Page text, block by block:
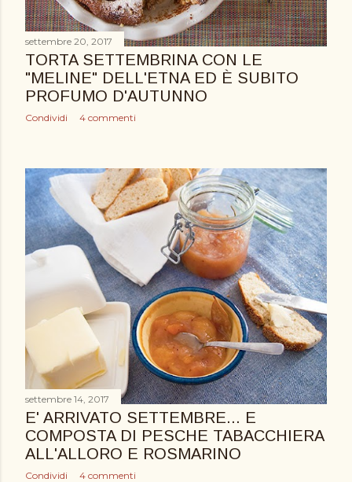
settembre 20, 2017
TORTA SETTEMBRINA CON LE
"MELINE" DELL'ETNA ED È SUBITO
PROFUMO D'AUTUNNO
Condividi 4 commenti
settembre 14, 2017
E' ARRIVATO SETTEMBRE... E
COMPOSTA DI PESCHE TABACCHIERA
ALL'ALLORO E ROSMARINO
Condividi 4 commenti